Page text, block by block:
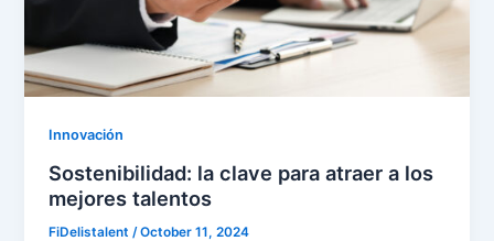
Innovación
Sostenibilidad: la clave para atraer a los
mejores talentos
FiDelistalent/October 11, 2024